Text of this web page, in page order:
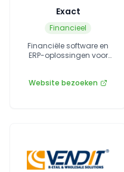
Exact
Financieel
Financiële software en
ERP-oplossingen voor
Website bezoeken